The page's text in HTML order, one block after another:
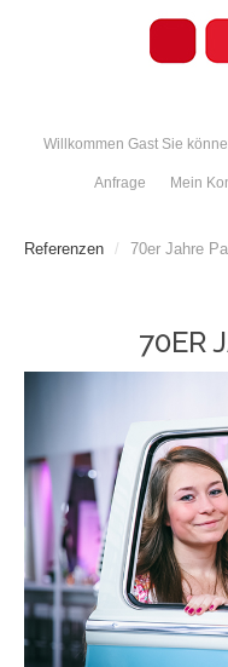
Willkommen Gast Sie
Anfrage Mein
Referenzen / 70er Jahre
70ER